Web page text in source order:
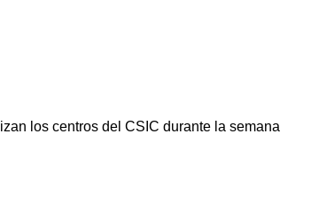
los centros del CSIC durante la semana